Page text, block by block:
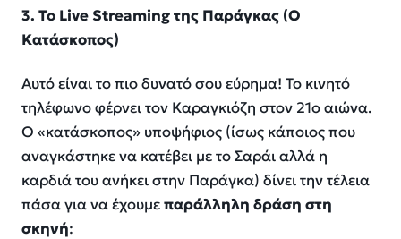
3. Το Live Streamingτης Παράγκας (Ο
Κατάσκοπος)
Αυτό είναι το πιο δυνατό σου εύρημα! Το κινητό
τηλέφωνο φέρνει τον Καραγκιόζη στον 21ο αιώνα.
Ο «κατάσκοπος» υποψήφιος (ίσως κάποιος που
αναγκάστηκε να κατέβει με το Σαράι αλλά η
καρδιά του ανήκει στην Παράγκα) δίνει την τέλεια
πάσα για να έχουμεπαράλληλη δράση στη
σκηνή: